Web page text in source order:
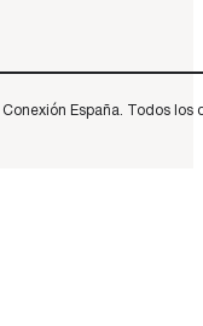
España. Todos los